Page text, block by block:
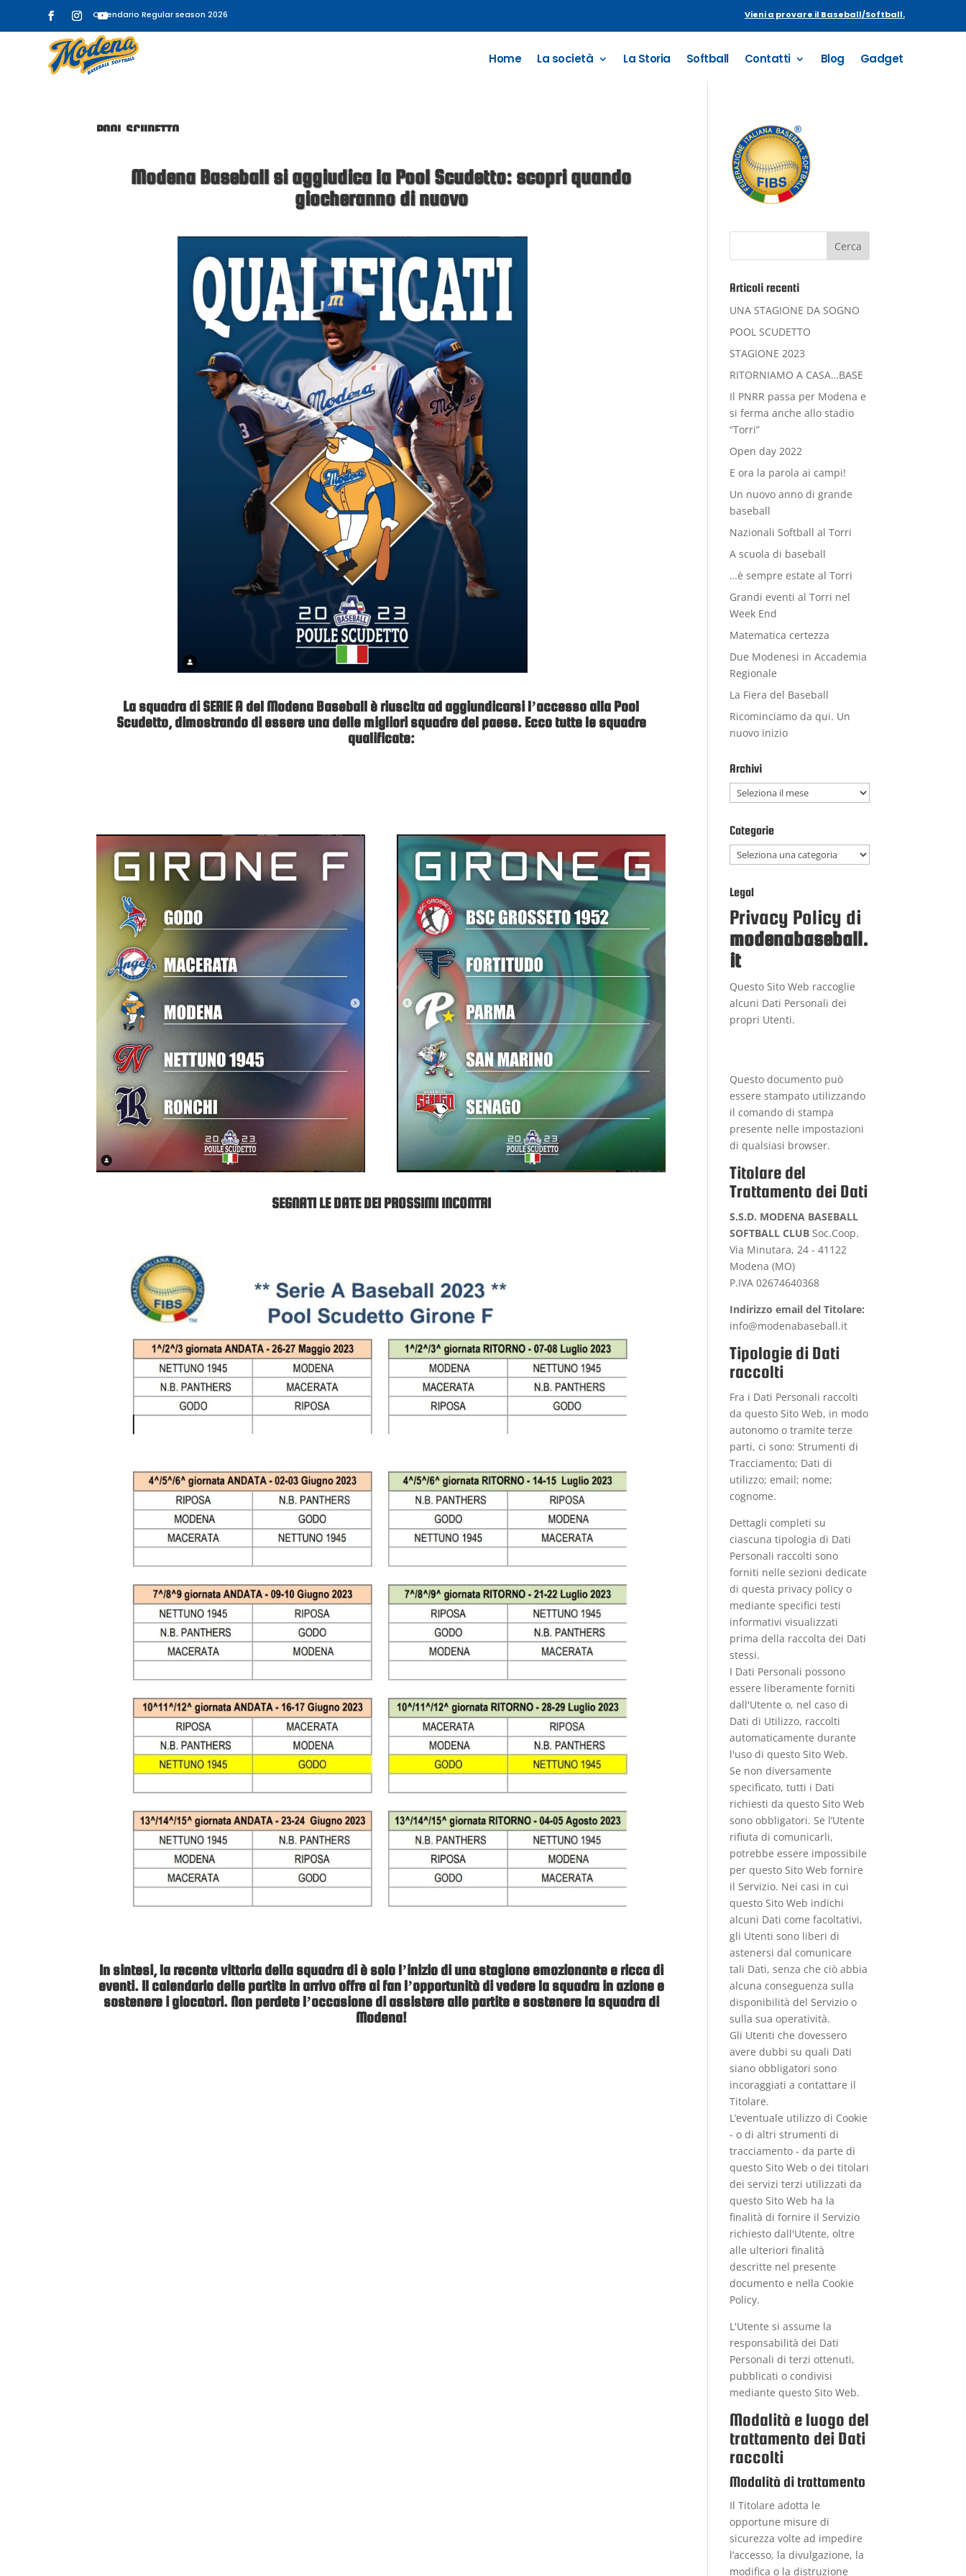
Calendario Regular season 2026 Vieni a provare il Baseball/Softball.
Home La società La Storia Softball Contatti Blog Gadget
POOL SCUDETTO
Modena Baseball si aggiudica la Pool Scudetto: scopri quando
giocheranno di nuovo
La squadra di SERIE A del Modena Baseball è riuscita ad aggiundicarsi l’accesso alla Pool
Scudetto, dimostrando di essere una delle migliori squadre del paese. Ecco tutte le squadre
qualificate:
SEGNATI LE DATE DEI PROSSIMI INCONTRI
In sintesi, la recente vittoria della squadra di è solo l’inizio di una stagione emozionante e ricca di
eventi. Il calendario delle partite in arrivo offre ai fan l’opportunità di vedere la squadra in azione e
sostenere i giocatori. Non perdete l’occasione di assistere alle partite e sostenere la squadra di
Modena!
Articoli recenti
UNA STAGIONE DA SOGNO
POOL SCUDETTO
STAGIONE 2023
RITORNIAMO A CASA…BASE
Il PNRR passa per Modena e
si ferma anche allo stadio
“Torri”
Open day 2022
E ora la parola ai campi!
Un nuovo anno di grande
baseball
Nazionali Softball al Torri
A scuola di baseball
…è sempre estate al Torri
Grandi eventi al Torri nel
Week End
Matematica certezza
Due Modenesi in Accademia
Regionale
La Fiera del Baseball
Ricominciamo da qui. Un
nuovo inizio
Archivi
Archivi
Categorie
Categorie
Legal
Privacy Policy di
modenabaseball.
it
Questo Sito Web raccoglie
alcuni Dati Personali dei
propri Utenti.
Questo documento può
essere stampato utilizzando
il comando di stampa
presente nelle impostazioni
di qualsiasi browser.
Titolare del
Trattamento dei Dati
S.S.D. MODENA BASEBALL
SOFTBALL CLUB Soc.Coop.
Via Minutara, 24 - 41122
Modena (MO)
P.IVA 02674640368
Indirizzo email del Titolare:
info@modenabaseball.it
Tipologie di Dati
raccolti
Fra i Dati Personali raccolti
da questo Sito Web, in modo
autonomo o tramite terze
parti, ci sono: Strumenti di
Tracciamento; Dati di
utilizzo; email; nome;
cognome.
Dettagli completi su
ciascuna tipologia di Dati
Personali raccolti sono
forniti nelle sezioni dedicate
di questa privacy policy o
mediante specifici testi
informativi visualizzati
prima della raccolta dei Dati
stessi.
I Dati Personali possono
essere liberamente forniti
dall'Utente o, nel caso di
Dati di Utilizzo, raccolti
automaticamente durante
l'uso di questo Sito Web.
Se non diversamente
specificato, tutti i Dati
richiesti da questo Sito Web
sono obbligatori. Se l’Utente
rifiuta di comunicarli,
potrebbe essere impossibile
per questo Sito Web fornire
il Servizio. Nei casi in cui
questo Sito Web indichi
alcuni Dati come facoltativi,
gli Utenti sono liberi di
astenersi dal comunicare
tali Dati, senza che ciò abbia
alcuna conseguenza sulla
disponibilità del Servizio o
sulla sua operatività.
Gli Utenti che dovessero
avere dubbi su quali Dati
siano obbligatori sono
incoraggiati a contattare il
Titolare.
L’eventuale utilizzo di Cookie
- o di altri strumenti di
tracciamento - da parte di
questo Sito Web o dei titolari
dei servizi terzi utilizzati da
questo Sito Web ha la
finalità di fornire il Servizio
richiesto dall'Utente, oltre
alle ulteriori finalità
descritte nel presente
documento e nella Cookie
Policy.
L'Utente si assume la
responsabilità dei Dati
Personali di terzi ottenuti,
pubblicati o condivisi
mediante questo Sito Web.
Modalità e luogo del
trattamento dei Dati
raccolti
Modalità di trattamento
Il Titolare adotta le
opportune misure di
sicurezza volte ad impedire
l’accesso, la divulgazione, la
modifica o la distruzione